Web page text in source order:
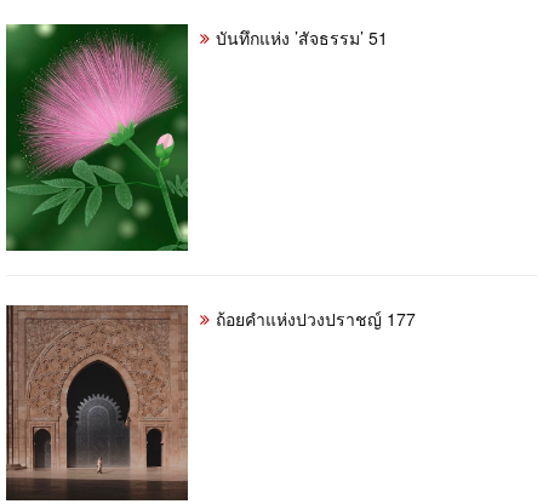
บันทึกแห่ง ’สัจธรรม’ 51
ถ้อยคำแห่งปวงปราชญ์ 177